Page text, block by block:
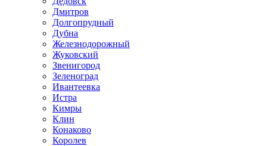
Дмитров
Долгопрудный
Дубна
Железнодорожный
Жуковский
Звенигород
Зеленоград
Ивантеевка
Истра
Кимры
Клин
Конаково
Королев